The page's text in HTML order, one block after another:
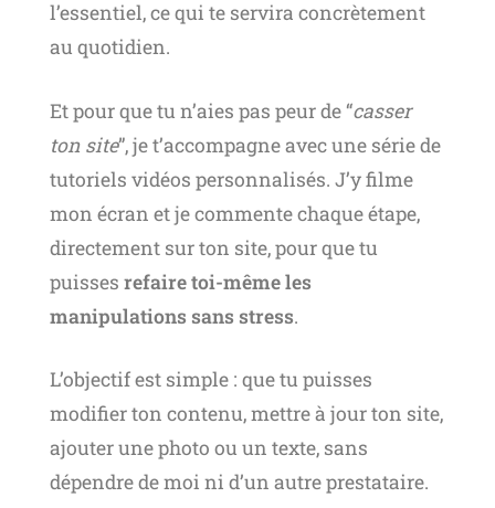
l’essentiel, ce qui te servira concrètement
au quotidien.
Et pour que tu n’aies pas peur de “casser
ton site”, je t’accompagne avec une série de
tutoriels vidéos personnalisés. J’y filme
mon écran et je commente chaque étape,
directement sur ton site, pour que tu
puisses refaire toi-même les
manipulations sans stress.
L’objectif est simple : que tu puisses
modifier ton contenu, mettre à jour ton site,
ajouter une photo ou un texte, sans
dépendre de moi ni d’un autre prestataire.